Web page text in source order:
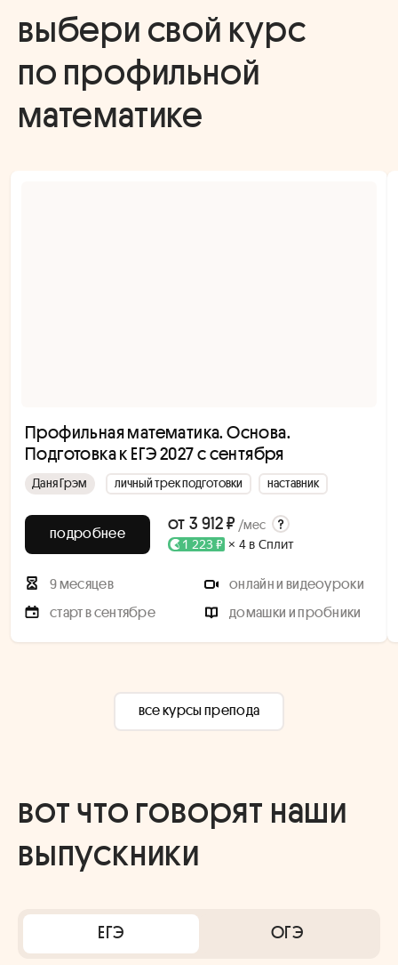
выбери свой курс
по профильной
математике
Профильная математика. Основа.
Подготовка к ЕГЭ 2027 с сентября
Даня Грэм личный трек подготовки наставник
подробнее от 3 912 ₽ /мес
1 223 ₽ × 4 в Сплит
9 месяцев
онлайн и видеоуроки
старт в сентябре
домашки и пробники
все курсы препода
вот что говорят наши
выпускники
ЕГЭ ОГЭ